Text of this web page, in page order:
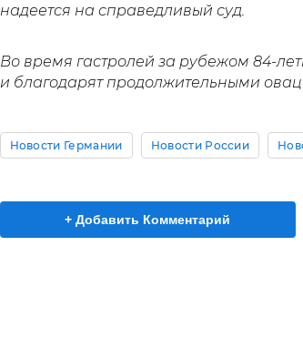
надеется на справедливый суд.
Во время гастролей за рубежом 84-
и благодарят продолжительными
Новости Германии Новости России
+ Добавить Комментарий